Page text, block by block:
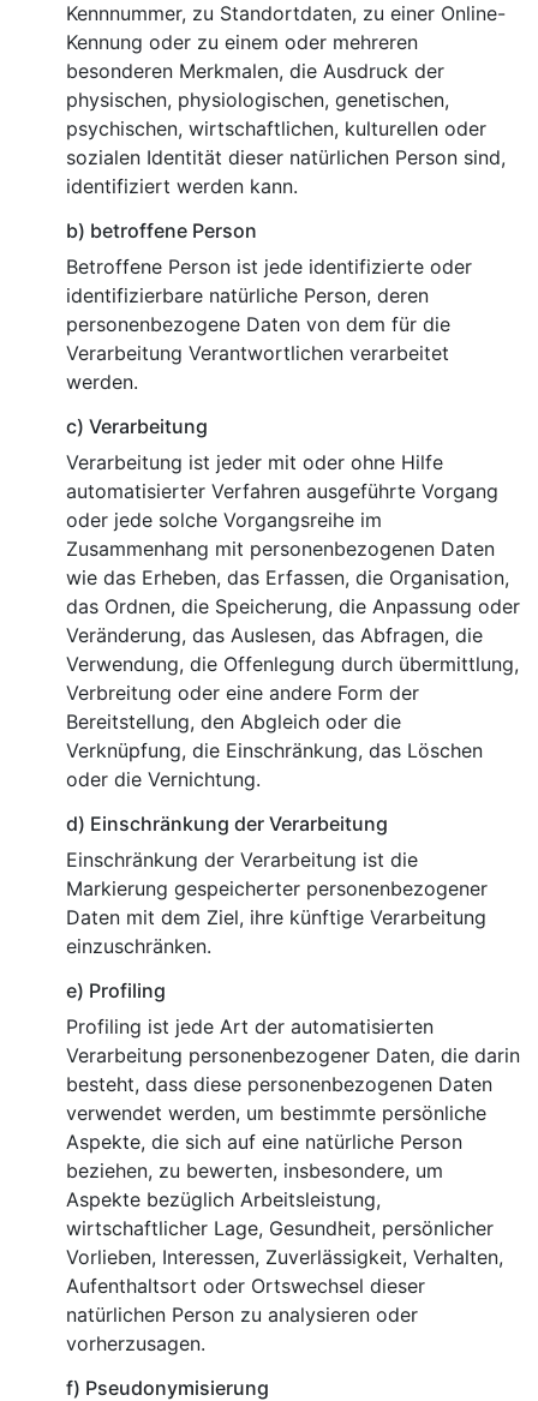
Kennnummer, zu Standortdaten, zu einer Online-
Kennung oder zu einem oder mehreren
besonderen Merkmalen, die Ausdruck der
physischen, physiologischen, genetischen,
psychischen, wirtschaftlichen, kulturellen oder
sozialen Identität dieser natürlichen Person sind,
identifiziert werden kann.
b) betroffene Person
Betroffene Person ist jede identifizierte oder
identifizierbare natürliche Person, deren
personenbezogene Daten von dem für die
Verarbeitung Verantwortlichen verarbeitet
werden.
c) Verarbeitung
Verarbeitung ist jeder mit oder ohne Hilfe
automatisierter Verfahren ausgeführte Vorgang
oder jede solche Vorgangsreihe im
Zusammenhang mit personenbezogenen Daten
wie das Erheben, das Erfassen, die Organisation,
das Ordnen, die Speicherung, die Anpassung oder
Veränderung, das Auslesen, das Abfragen, die
Verwendung, die Offenlegung durch übermittlung,
Verbreitung oder eine andere Form der
Bereitstellung, den Abgleich oder die
Verknüpfung, die Einschränkung, das Löschen
oder die Vernichtung.
d) Einschränkung der Verarbeitung
Einschränkung der Verarbeitung ist die
Markierung gespeicherter personenbezogener
Daten mit dem Ziel, ihre künftige Verarbeitung
einzuschränken.
e) Profiling
Profiling ist jede Art der automatisierten
Verarbeitung personenbezogener Daten, die darin
besteht, dass diese personenbezogenen Daten
verwendet werden, um bestimmte persönliche
Aspekte, die sich auf eine natürliche Person
beziehen, zu bewerten, insbesondere, um
Aspekte bezüglich Arbeitsleistung,
wirtschaftlicher Lage, Gesundheit, persönlicher
Vorlieben, Interessen, Zuverlässigkeit, Verhalten,
Aufenthaltsort oder Ortswechsel dieser
natürlichen Person zu analysieren oder
vorherzusagen.
f) Pseudonymisierung